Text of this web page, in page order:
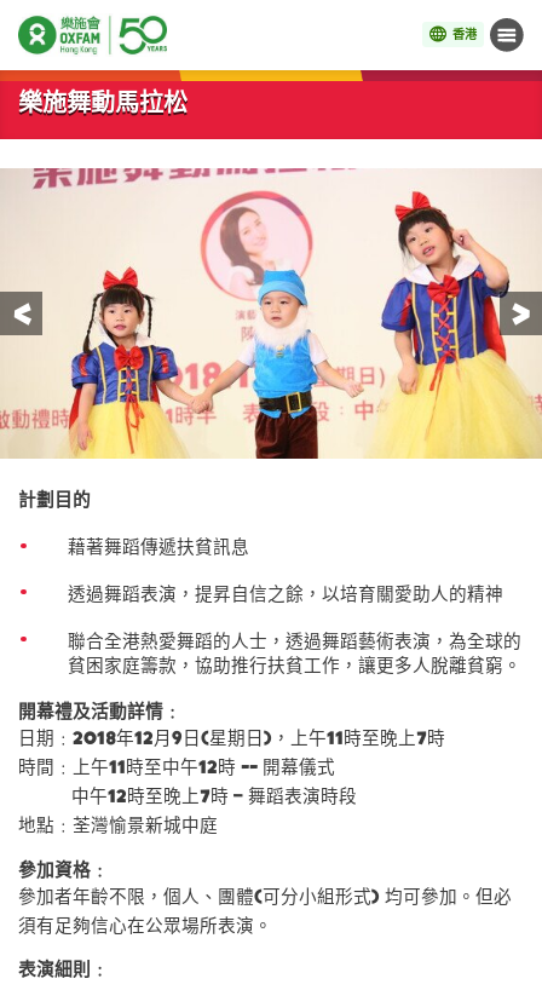
香港 目錄
開始主要內容
樂施舞動馬拉松
前一頁
計劃目的
藉著舞蹈傳遞扶貧訊息
透過舞蹈表演，提昇自信之餘，以培育關愛助人的精神
聯合全港熱愛舞蹈的人士，透過舞蹈藝術表演，為全球的
貧困家庭籌款，協助推行扶貧工作，讓更多人脫離貧窮。
開幕禮及活動詳情﹕
日期﹕2018年12月9日(星期日)，上午11時至晚上7時
時間﹕上午11時至中午12時 -- 開幕儀式
中午12時至晚上7時 – 舞蹈表演時段
地點﹕荃灣愉景新城中庭
參加資格﹕
參加者年齡不限，個人、團體(可分小組形式) 均可參加。但必
須有足夠信心在公眾場所表演。
表演細則﹕